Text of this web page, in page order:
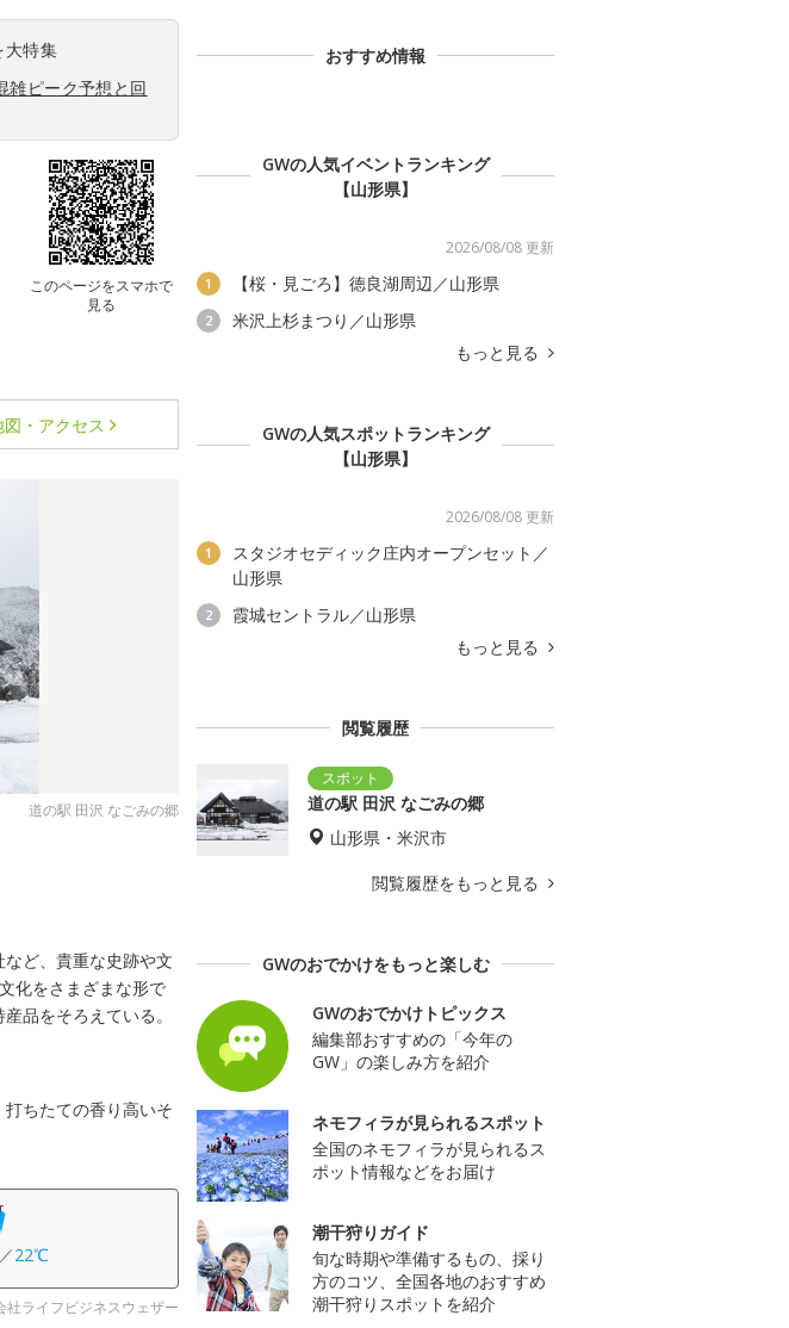
大特集
雑ピーク予想と回
このページをスマホで
見る
図・アクセス
道の駅 田沢 なごみの郷
ど、貴重な史跡や文
化をさまざまな形で
品をそろえている。
ちたての香り高いそ
／22℃
社ライフビジネスウェザー
おすすめ情報
GWの人気イベントランキング
【山形県】
2026/08/08 更新
1 【桜・見ごろ】徳良湖周辺／山形県
2
米沢上杉まつり／山形県
もっと見る
GWの人気スポットランキング
【山形県】
2026/08/08 更新
1
スタジオセディック庄内オープンセット／
山形県
2
霞城セントラル／山形県
もっと見る
閲覧履歴
道の駅 田沢 なごみの郷
山形県・米沢市
閲覧履歴をもっと見る
GWのおでかけをもっと楽しむ
GWのおでかけトピックス
編集部おすすめの「今年の
GW」の楽しみ方を紹介
ネモフィラが見られるスポット
全国のネモフィラが見られるス
ポット情報などをお届け
潮干狩りガイド
旬な時期や準備するもの、採り
方のコツ、全国各地のおすすめ
潮干狩りスポットを紹介